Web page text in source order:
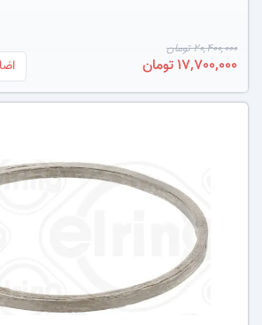
20,400,000 تومان
17,700,000 تومان